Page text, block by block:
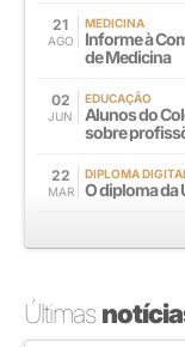
21
AGO
MEDICINA
Informe à
de Medicina
02
JUN
EDUCAÇÃO
Alunos do
sobre
22
MAR
DIPLOMA
O diploma da
Últimas